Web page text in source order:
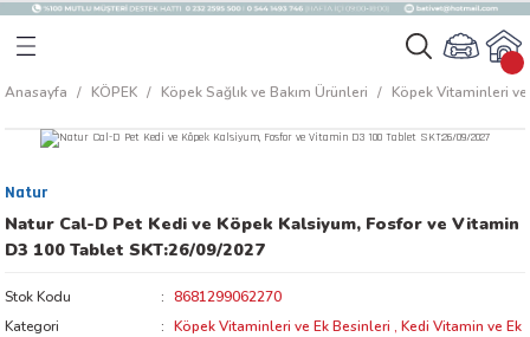
Anasayfa KÖPEK Köpek Sağlık ve Bakım Ürünleri Köpek Vitaminleri
Natur
Natur Cal-D Pet Kedi ve Köpek Kalsiyum, Fosfor ve Vitamin
D3 100 Tablet SKT:26/09/2027
Stok Kodu
8681299062270
Kategori
Köpek Vitaminleri ve Ek Besinleri , Kedi Vitamin ve Ek